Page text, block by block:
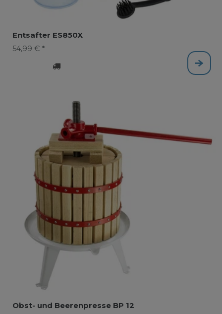
Entsafter ES850X
54,99 € *
Obst- und Beerenpresse BP 12